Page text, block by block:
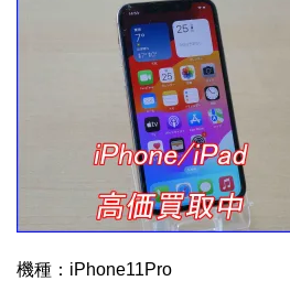
機種：iPhone11Pro